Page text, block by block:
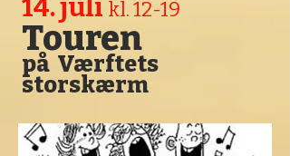
14. juli kl. 12-19
Touren
på Værftets
storskærm